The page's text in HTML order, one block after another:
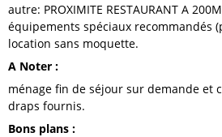
autre: PROXIMITE RESTAURANT A 200M
équipements spéciaux recommandés
location sans moquette
A Noter :
ménage fin de séjour sur demande et
draps fournis
Bons plans :